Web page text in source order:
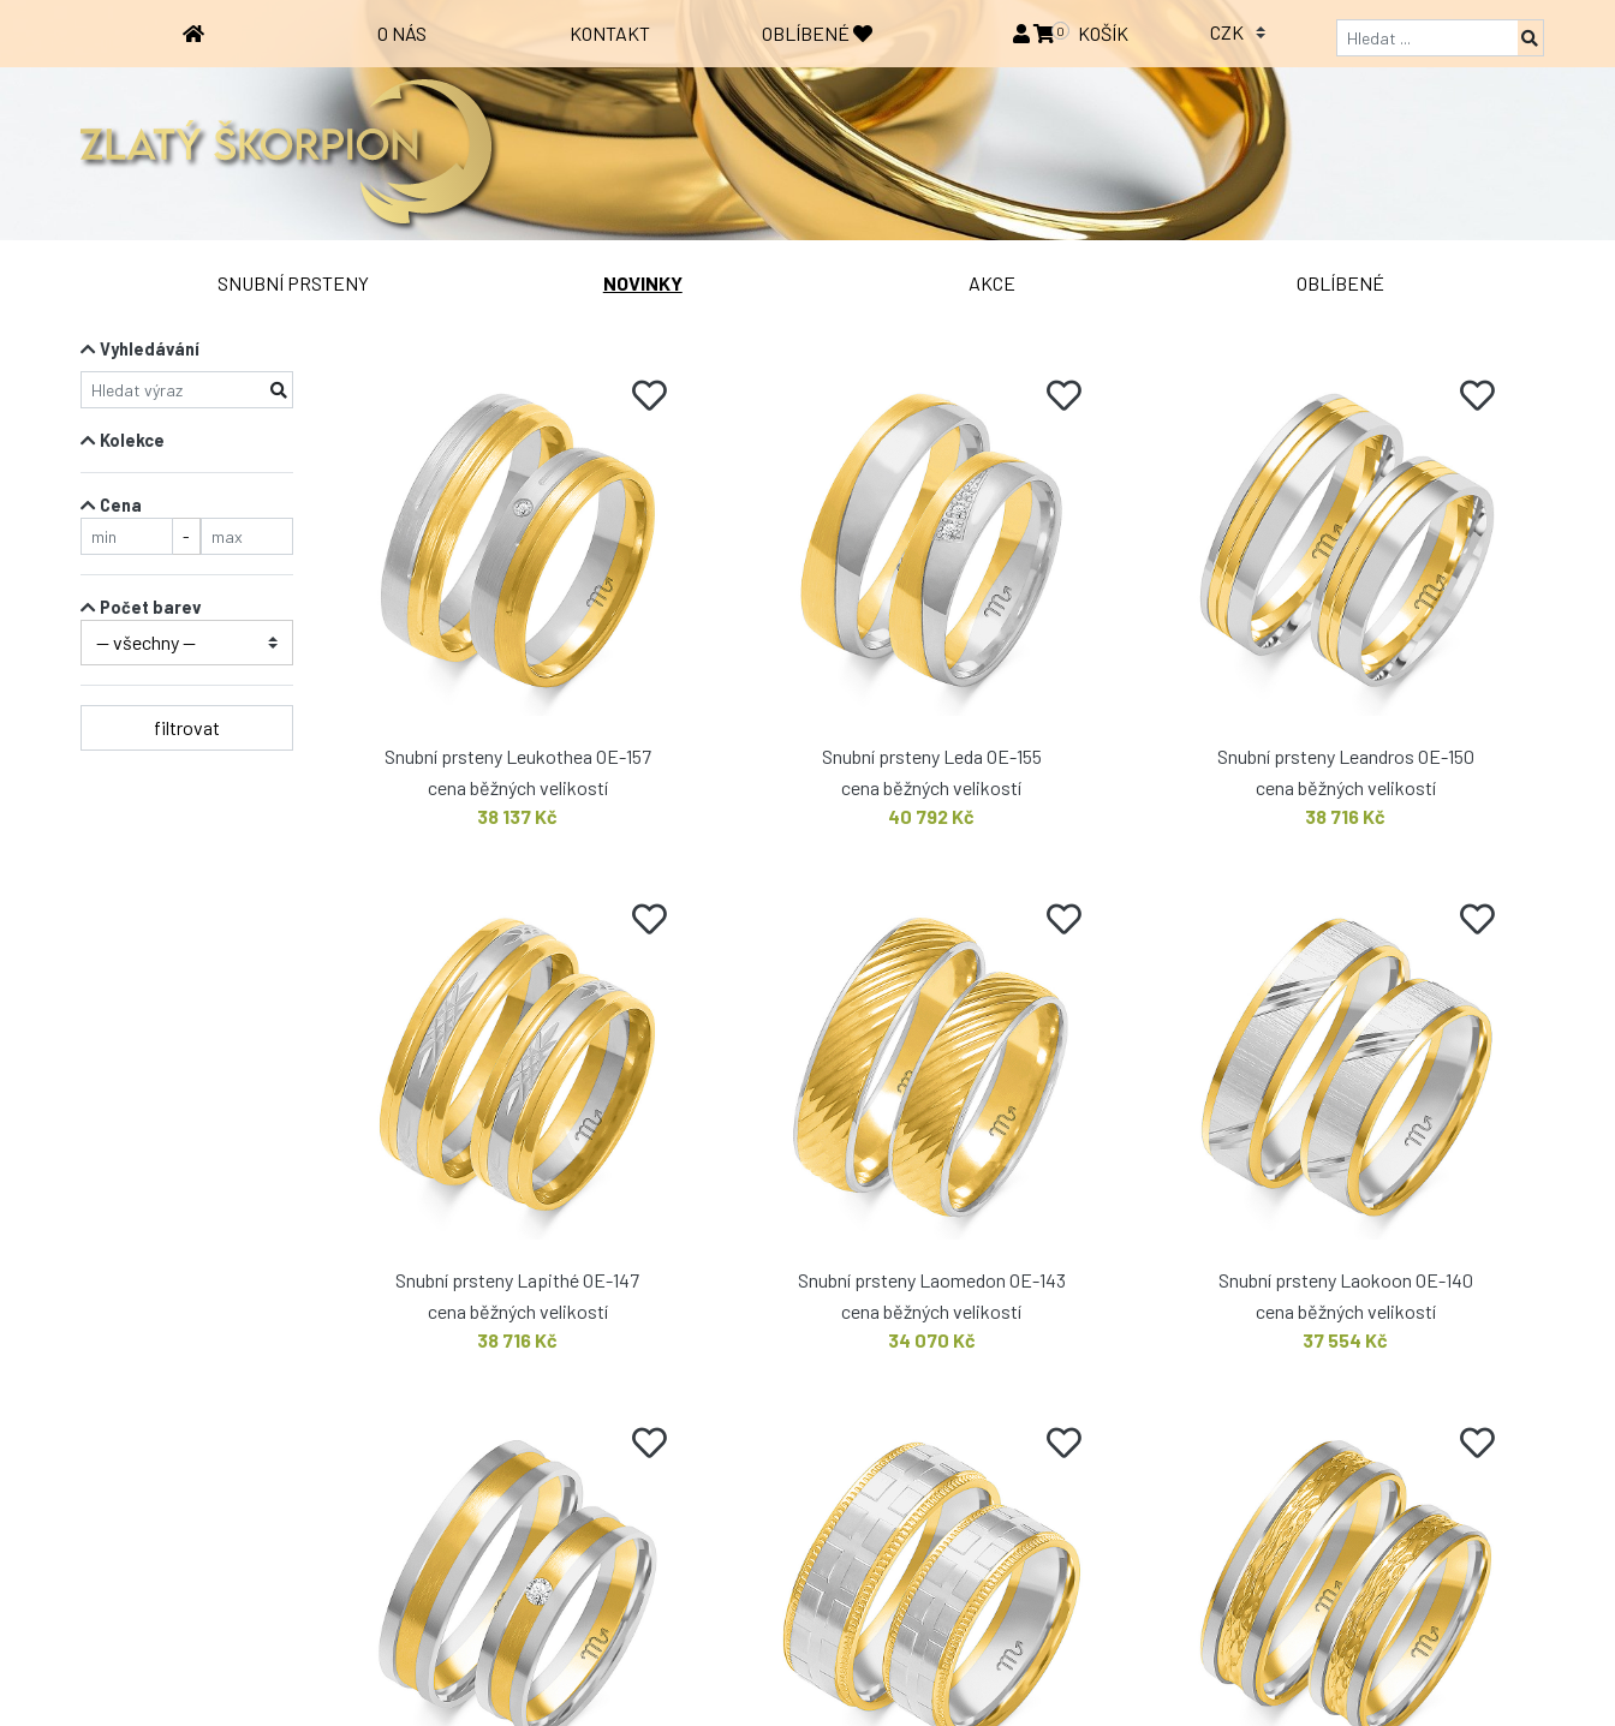
O NÁS KONTAKT OBLÍBENÉ 0 KOŠÍK
SNUBNÍ PRSTENY NOVINKY AKCE OBLÍBENÉ
Vyhledávání
Kolekce
Cena
-
Počet barev
filtrovat
Snubní prsteny Leukothea OE-157
cena běžných velikostí
38 137 Kč
Snubní prsteny Leda OE-155
cena běžných velikostí
40 792 Kč
Snubní prsteny Leandros OE-150
cena běžných velikostí
38 716 Kč
Snubní prsteny Lapithé OE-147
cena běžných velikostí
38 716 Kč
Snubní prsteny Laomedon OE-143
cena běžných velikostí
34 070 Kč
Snubní prsteny Laokoon OE-140
cena běžných velikostí
37 554 Kč